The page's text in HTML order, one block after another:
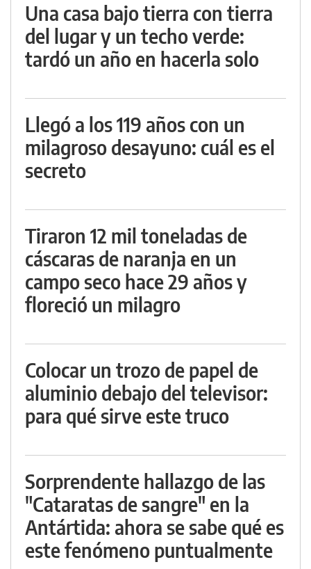
Una casa bajo tierra con tierra
del lugar y un techo verde:
tardó un año en hacerla solo
Llegó a los 119 años con un
milagroso desayuno: cuál es el
secreto
Tiraron 12 mil toneladas de
cáscaras de naranja en un
campo seco hace 29 años y
floreció un milagro
Colocar un trozo de papel de
aluminio debajo del televisor:
para qué sirve este truco
Sorprendente hallazgo de las
"Cataratas de sangre" en la
Antártida: ahora se sabe qué es
este fenómeno puntualmente